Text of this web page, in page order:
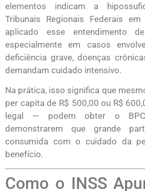
elementos indicam a
Tribunais Regionais Federais
aplicado esse entendimento
especialmente em casos
deficiência grave, doenças
demandam cuidado intensivo.
Na prática, isso significa que
per capita de R$ 500,00 ou R$
legal — podem obter o BPC
demonstrarem que grande
consumida com o cuidado da
benefício.
Como o INSS